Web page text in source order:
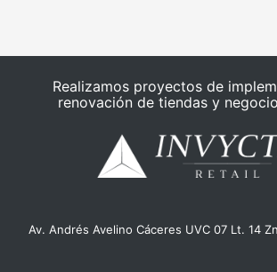
Realizamos proyectos de
renovación de tiendas y
Av. Andrés Avelino Cáceres UVC 07 Lt. 14